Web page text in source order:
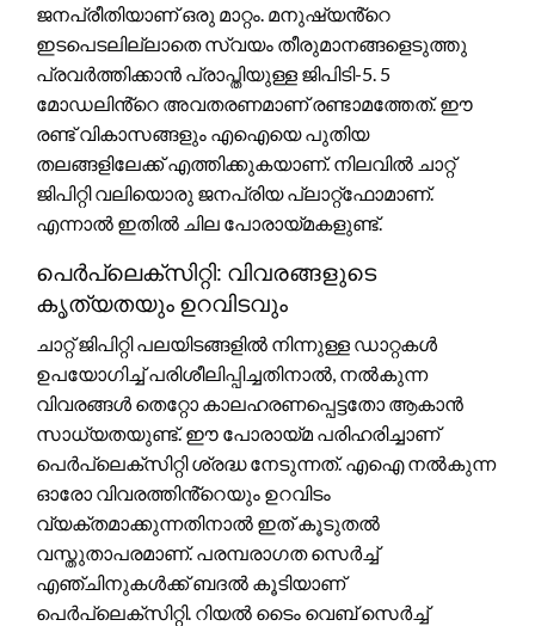
ജനപ്രീതിയാണ് ഒരു മാറ്റം. മനുഷ്യൻ്റെ
ഇടപെടലില്ലാതെ സ്വയം തീരുമാനങ്ങളെടുത്തു
പ്രവർത്തിക്കാൻ പ്രാപ്തിയുള്ള ജിപിടി-5. 5
മോഡലിൻ്റെ അവതരണമാണ് രണ്ടാമത്തേത്. ഈ
രണ്ട് വികാസങ്ങളും എഐയെ പുതിയ
തലങ്ങളിലേക്ക് എത്തിക്കുകയാണ്. നിലവിൽ ചാറ്റ്
ജിപിറ്റി വലിയൊരു ജനപ്രിയ പ്ലാറ്റ്‌ഫോമാണ്.
എന്നാൽ ഇതിൽ ചില പോരായ്മകളുണ്ട്.
പെർപ്ലെക്സിറ്റി: വിവരങ്ങളുടെ
കൃത്യതയും ഉറവിടവും
ചാറ്റ് ജിപിറ്റി പലയിടങ്ങളിൽ നിന്നുള്ള ഡാറ്റകൾ
ഉപയോഗിച്ച് പരിശീലിപ്പിച്ചതിനാൽ, നൽകുന്ന
വിവരങ്ങൾ തെറ്റോ കാലഹരണപ്പെട്ടതോ ആകാൻ
സാധ്യതയുണ്ട്. ഈ പോരായ്മ പരിഹരിച്ചാണ്
പെർപ്ലെക്സിറ്റി ശ്രദ്ധ നേടുന്നത്. എഐ നൽകുന്ന
ഓരോ വിവരത്തിൻ്റെയും ഉറവിടം
വ്യക്തമാക്കുന്നതിനാൽ ഇത് കൂടുതൽ
വസ്തുതാപരമാണ്. പരമ്പരാഗത സെർച്ച്
എഞ്ചിനുകൾക്ക് ബദൽ കൂടിയാണ്
പെർപ്ലെക്സിറ്റി. റിയൽ ടൈം വെബ് സെർച്ച്